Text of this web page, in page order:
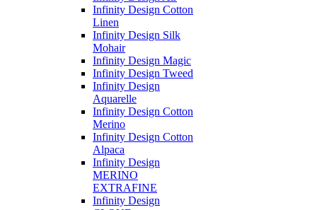
Infinity Design Cotton
Linen
Infinity Design Silk
Mohair
Infinity Design Magic
Infinity Design Tweed
Infinity Design
Aquarelle
Infinity Design Cotton
Merino
Infinity Design Cotton
Alpaca
Infinity Design
MERINO
EXTRAFINE
Infinity Design